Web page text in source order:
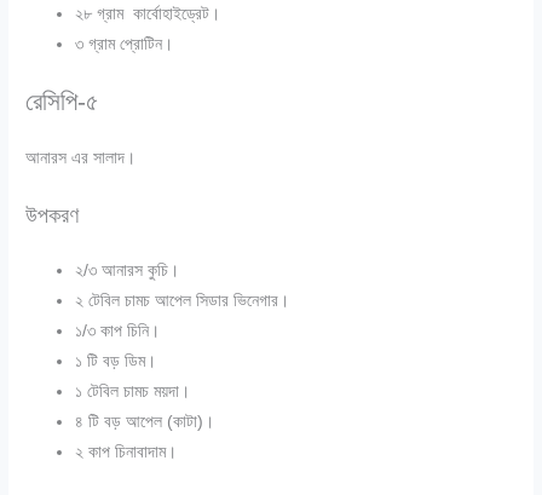
২৮ গ্রাম কার্বোহাইড্রেট।
৩ গ্রাম প্রোটিন।
রেসিপি-৫
আনারস এর সালাদ।
উপকরণ
২/৩ আনারস কুচি।
২ টেবিল চামচ আপেল সিডার ভিনেগার।
১/৩ কাপ চিনি।
১ টি বড় ডিম।
১ টেবিল চামচ ময়দা।
৪ টি বড় আপেল (কাটা)।
২ কাপ চিনাবাদাম।